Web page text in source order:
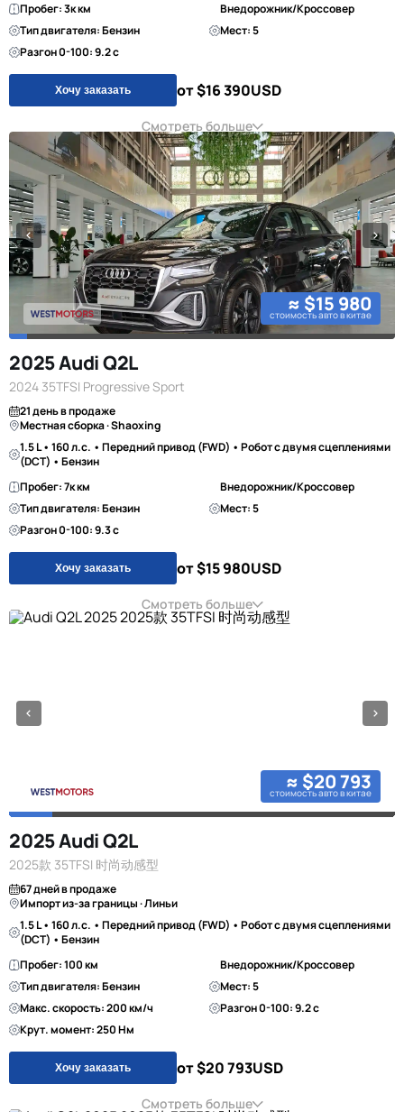
Пробег: 3к км
Внедорожник/Кроссовер
Тип двигателя: Бензин
Мест: 5
Разгон 0-100: 9.2 с
Хочу заказать от $16 390USD
Смотреть больше
≈ $15 980
стоимость авто в китае
2025 Audi Q2L
2024 35TFSI Progressive Sport
21 день в продаже
Местная сборка · Shaoxing
1.5 L • 160 л.с. • Передний привод (FWD) • Робот с двумя сцеплениями
(DCT) • Бензин
Пробег: 7к км
Внедорожник/Кроссовер
Тип двигателя: Бензин
Мест: 5
Разгон 0-100: 9.3 с
Хочу заказать от $15 980USD
Смотреть больше
≈ $20 793
стоимость авто в китае
2025 Audi Q2L
2025款 35TFSI 时尚动感型
67 дней в продаже
Импорт из-за границы · Линьи
1.5 L • 160 л.с. • Передний привод (FWD) • Робот с двумя сцеплениями
(DCT) • Бензин
Пробег: 100 км
Внедорожник/Кроссовер
Тип двигателя: Бензин
Мест: 5
Макс. скорость: 200 км/ч
Разгон 0-100: 9.2 с
Крут. момент: 250 Нм
Хочу заказать от $20 793USD
Смотреть больше